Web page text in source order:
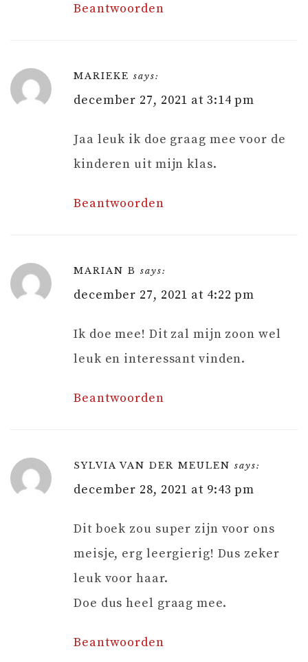
Beantwoorden
MARIEKE says:
december 27, 2021 at 3:14 pm
Jaa leuk ik doe graag mee voor de
kinderen uit mijn klas.
Beantwoorden
MARIAN B says:
december 27, 2021 at 4:22 pm
Ik doe mee! Dit zal mijn zoon wel
leuk en interessant vinden.
Beantwoorden
SYLVIA VAN DER MEULEN says:
december 28, 2021 at 9:43 pm
Dit boek zou super zijn voor ons
meisje, erg leergierig! Dus zeker
leuk voor haar.
Doe dus heel graag mee.
Beantwoorden